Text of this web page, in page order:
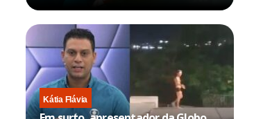
Kátia Flávia